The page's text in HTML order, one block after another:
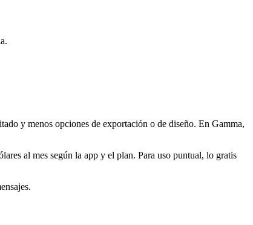
y menos opciones de exportación o de diseño. En Gamma,
al mes según la app y el plan. Para uso puntual, lo gratis